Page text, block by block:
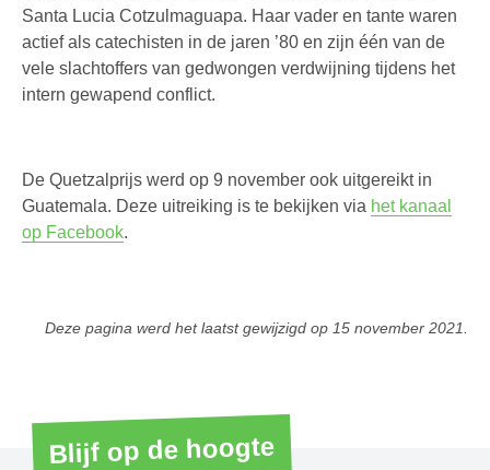
Santa Lucia Cotzulmaguapa. Haar vader en tante waren
actief als catechisten in de jaren ’80 en zijn één van de
vele slachtoffers van gedwongen verdwijning tijdens het
intern gewapend conflict.
De Quetzalprijs werd op 9 november ook uitgereikt in
Guatemala. Deze uitreiking is te bekijken via het kanaal
op Facebook.
Deze pagina werd het laatst gewijzigd op 15 november 2021
Blijf op de hoogte